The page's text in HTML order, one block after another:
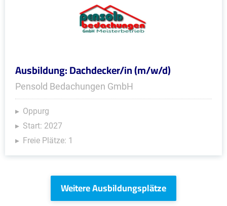
Ausbildung: Dachdecker/in (m/w/d)
Pensold Bedachungen GmbH
Oppurg
Start: 2027
Freie Plätze: 1
Weitere Ausbildungsplätze